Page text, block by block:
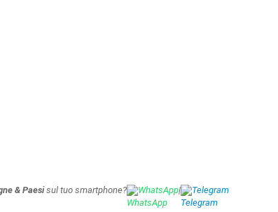
& Paesisul tuo smartphone? WhatsApp| Telegram